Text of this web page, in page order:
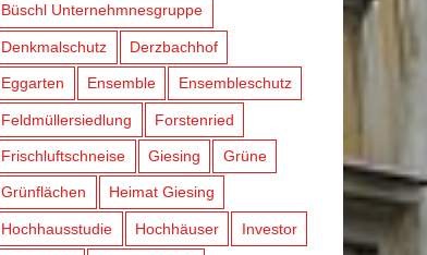
Büschl Unternehmnesgruppe
Denkmalschutz Derzbachhof
Eggarten Ensemble Ensembleschutz
Feldmüllersiedlung Forstenried
Frischluftschneise Giesing Grüne
Grünflächen Heimat Giesing
Hochhausstudie Hochhäuser Investor